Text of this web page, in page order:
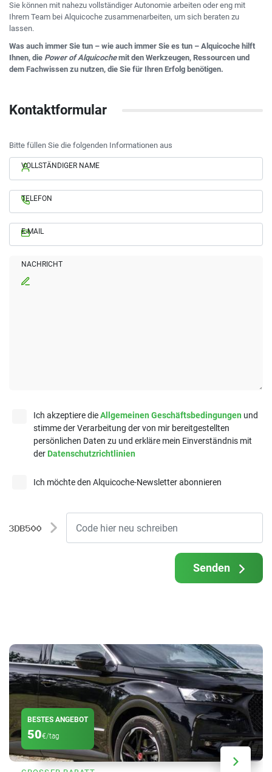
Sie können mit nahezu vollständiger Autonomie arbeiten oder eng mit
Ihrem Team bei Alquicoche zusammenarbeiten, um sich beraten zu
lassen.
Was auch immer Sie tun – wie auch immer Sie es tun – Alquicoche hilft
Ihnen, die Power of Alquicochemit den Werkzeugen, Ressourcen und
dem Fachwissen zu nutzen, die Sie für Ihren Erfolg benötigen.
Kontaktformular
Bitte füllen Sie die folgenden Informationen aus
VOLLSTÄNDIGER NAME
TELEFON
E-MAIL
NACHRICHT
Ich akzeptiere dieAllgemeinen Geschäftsbedingungen und
stimme der Verarbeitung der von mir bereitgestellten
persönlichen Daten zu und erkläre mein Einverständnis mit
der Datenschutzrichtlinien
Ich möchte den Alquicoche-Newsletter abonnieren
Senden
BESTES ANGEBOT
50€/tag